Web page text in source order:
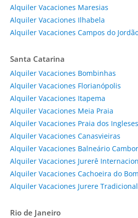
Alquiler Vacaciones Maresias
Alquiler Vacaciones Ilhabela
Alquiler Vacaciones Campos do
Santa Catarina
Alquiler Vacaciones Bombinhas
Alquiler Vacaciones Florianópolis
Alquiler Vacaciones Itapema
Alquiler Vacaciones Meia Praia
Alquiler Vacaciones Praia dos Ingleses
Alquiler Vacaciones Canasvieiras
Alquiler Vacaciones Balneário
Alquiler Vacaciones Jurerê
Alquiler Vacaciones Cachoeira do
Alquiler Vacaciones Jurere Tradicional
Rio de Janeiro